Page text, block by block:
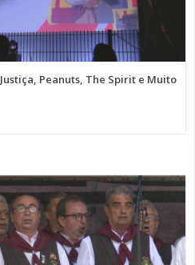
Peanuts, The Spirit e Muito